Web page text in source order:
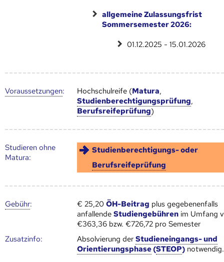
allgemeine Zulassungsfrist
Sommersemester 2026:
01.12.2025 - 15.01.2026
Voraus­setzungen: Hochschulreife (Matura,
Studienberechtigungsprüfung,
Berufsreifeprüfung)
Studieren ohne
Matura:
Studienberechtigungs- oder
Berufsreifeprüfung
Gebühr: € 25,20ÖH-Beitrag plus gegebenenfalls
anfallendeStudiengebühren im Umfang
€363,36 bzw. €726,72 pro Semester
Zusatz­info:
Absolvierung derStudieneingangs- und
Orientierungsphase (STEOP) notwendig.